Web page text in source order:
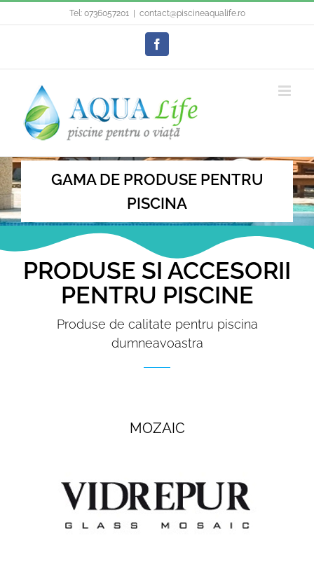
to
Tel: 0736057201 contact@piscineaqualife.ro
GAMA DE PRODUSE PENTRU
PISCINA
PRODUSE SI ACCESORII
PENTRU PISCINE
Produse de calitate pentru piscina
dumneavoastra
MOZAIC